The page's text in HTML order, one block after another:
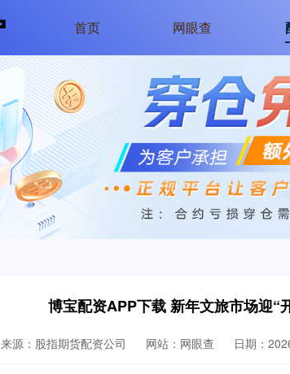
首页 网眼查
博宝配资APP下载 新年文旅市场迎“
来源：股指期货配资公司 网站：网眼查 日期：